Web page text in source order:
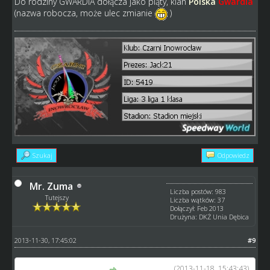
(nazwa robocza, może ulec zmianie
)
Szukaj Odpowiedz
Mr. Zuma
Tutejszy
Liczba postów: 983
Liczba wątków: 37
Dołączył: Feb 2013
Drużyna: DKŻ Unia Dębica
#9
2013-11-30, 17:45:02